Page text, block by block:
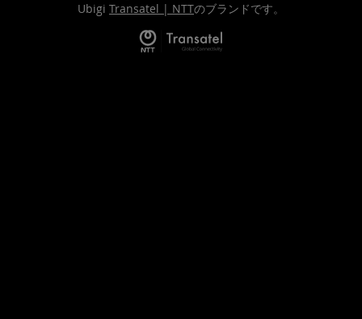
Ubigi Transatel | NTTのブランドです。